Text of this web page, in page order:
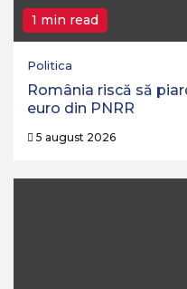
1 min read
Politica
România riscă să
euro din PNRR
5 august 2026